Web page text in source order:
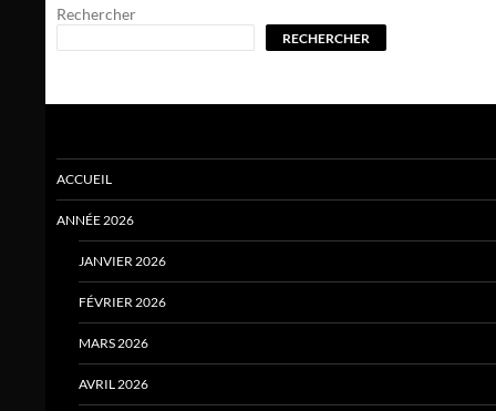
Rechercher
RECHERCHER
ACCUEIL
ANNÉE 2026
JANVIER 2026
FÉVRIER 2026
MARS 2026
AVRIL 2026